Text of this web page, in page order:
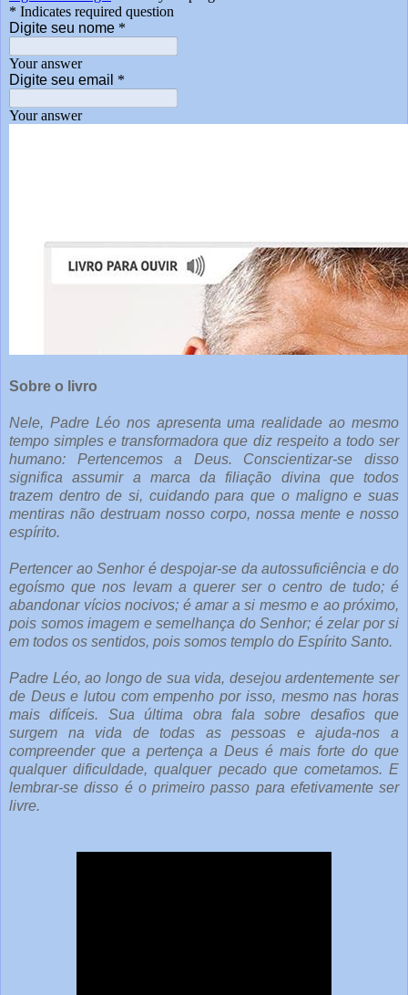
Sobre o livro
Nele, Padre Léo nos apresenta uma realidade ao mesmo
tempo simples e transformadora que diz respeito a todo ser
humano: Pertencemos a Deus. Conscientizar-se disso
significa assumir a marca da filiação divina que todos
trazem dentro de si, cuidando para que o maligno e suas
mentiras não destruam nosso corpo, nossa mente e nosso
espírito.
Pertencer ao Senhor é despojar-se da autossuficiência e do
egoísmo que nos levam a querer ser o centro de tudo; é
abandonar vícios nocivos; é amar a si mesmo e ao próximo,
pois somos imagem e semelhança do Senhor; é zelar por si
em todos os sentidos, pois somos templo do Espírito Santo.
Padre Léo, ao longo de sua vida, desejou ardentemente ser
de Deus e lutou com empenho por isso, mesmo nas horas
mais difíceis. Sua última obra fala sobre desafios que
surgem na vida de todas as pessoas e ajuda-nos a
compreender que a pertença a Deus é mais forte do que
qualquer dificuldade, qualquer pecado que cometamos. E
lembrar-se disso é o primeiro passo para efetivamente ser
livre.